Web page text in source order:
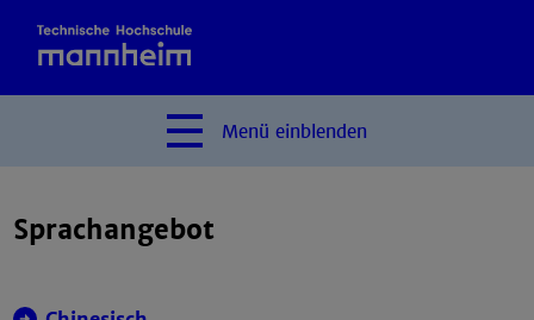
Menü einblenden
­­Sprachangebot